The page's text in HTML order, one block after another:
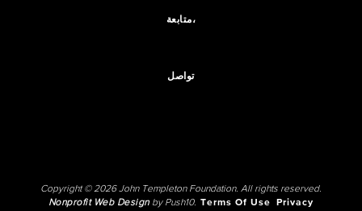
متابعة،
تواصل
Copyright © 2026 John Templeton Foundation. All rights reserved.
Nonprofit Web Designby Push10. Terms Of Use
Privacy